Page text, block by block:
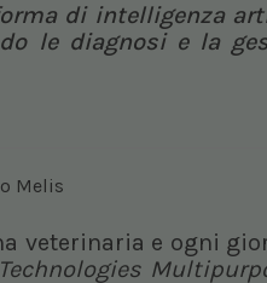
di intelligenza
le diagnosi e la
veterinaria e ogni